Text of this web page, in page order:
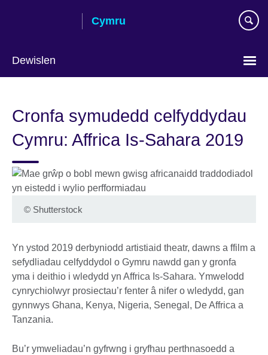
Cymru
Dewislen
language
Cronfa symudedd celfyddydau
Cymru: Affrica Is-Sahara 2019
© Shutterstock
Yn ystod 2019 derbyniodd artistiaid theatr, dawns a ffilm a
sefydliadau celfyddydol o Gymru nawdd gan y gronfa
yma i deithio i wledydd yn Affrica Is-Sahara. Ymwelodd
cynrychiolwyr prosiectau’r fenter â nifer o wledydd, gan
gynnwys Ghana, Kenya, Nigeria, Senegal, De Affrica a
Tanzania.
Bu’r ymweliadau’n gyfrwng i gryfhau perthnasoedd a